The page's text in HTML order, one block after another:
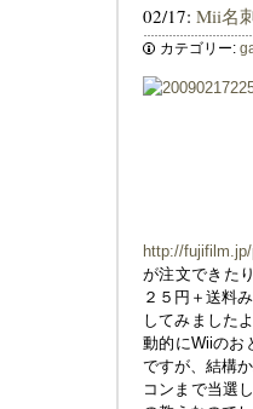
02/17: Mii名
カテゴリー:
http://
が注文できた
２５円＋送料
してみました
動的にWiiのお
ですが、結構
コンまで当選